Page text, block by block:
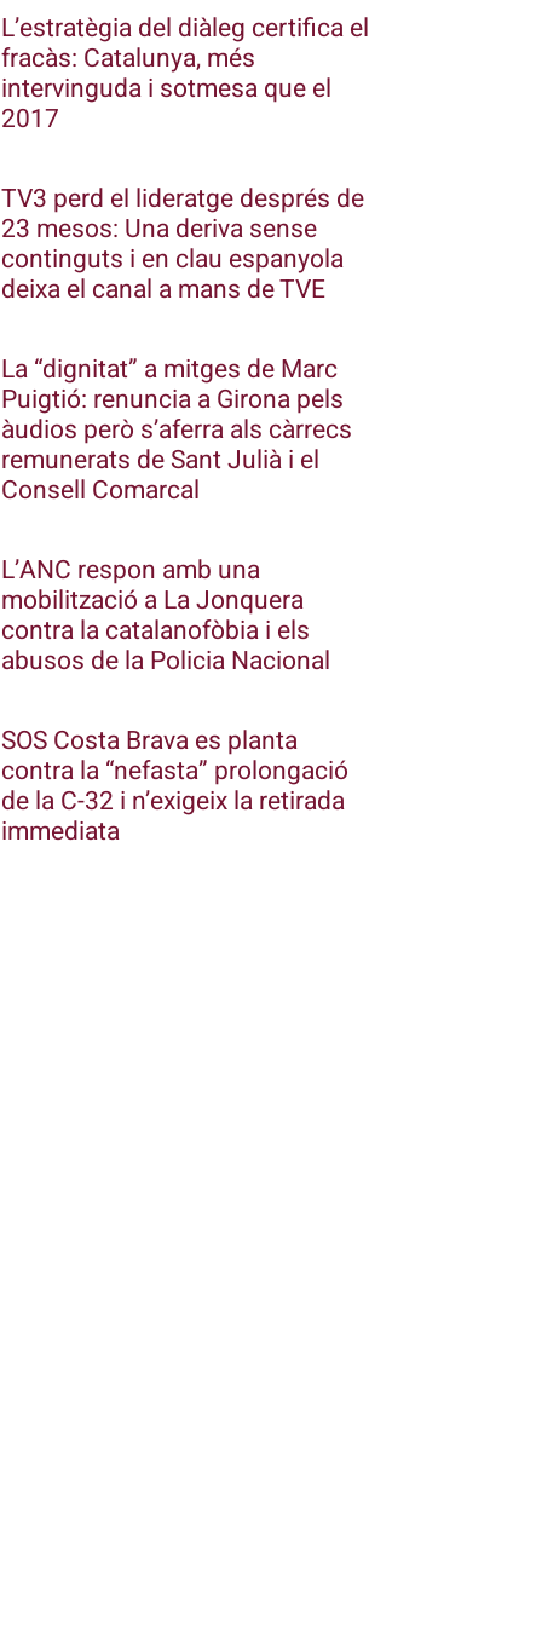
L’estratègia del diàleg certifica el
fracàs: Catalunya, més
intervinguda i sotmesa que el
2017
TV3 perd el lideratge després de
23 mesos: Una deriva sense
continguts i en clau espanyola
deixa el canal a mans de TVE
La “dignitat” a mitges de Marc
Puigtió: renuncia a Girona pels
àudios però s’aferra als càrrecs
remunerats de Sant Julià i el
Consell Comarcal
L’ANC respon amb una
mobilització a La Jonquera
contra la catalanofòbia i els
abusos de la Policia Nacional
SOS Costa Brava es planta
contra la “nefasta” prolongació
de la C-32 i n’exigeix la retirada
immediata